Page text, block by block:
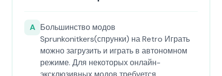
A Большинство модов
Sprunkonitkers(спрунки) на Retro Играть
можно загрузить и играть в автономном
режиме. Для некоторых онлайн-